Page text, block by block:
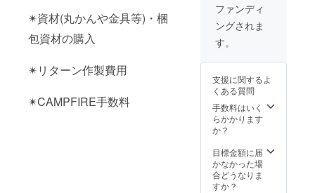
✴︎資材(丸かんや金具等)・梱
包資材の購入
✴︎リターン作製費用
✴︎CAMPFIRE手数料
ファンディ
ングされま
す。
支援に関するよ
くある質問
手数料はいく
らかかります
か？
目標金額に届
かなかった場
合どうなりま
すか？